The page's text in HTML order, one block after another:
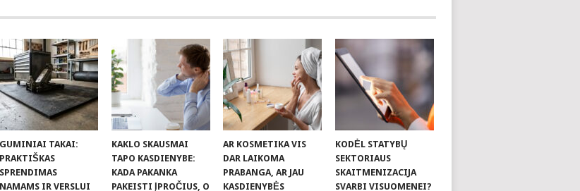
GUMINIAI TAKAI:
PRAKTIŠKAS
SPRENDIMAS
NAMAMS IR VERSLUI
KAKLO SKAUSMAI
TAPO KASDIENYBE:
KADA PAKANKA
PAKEISTI ĮPROČIUS, O
AR KOSMETIKA VIS
DAR LAIKOMA
PRABANGA, AR JAU
KASDIENYBĖS
KODĖL STATYBŲ
SEKTORIAUS
SKAITMENIZACIJA
SVARBI VISUOMENEI?